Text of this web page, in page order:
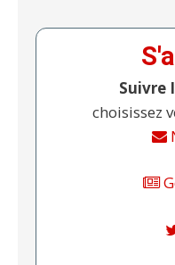
Suivre
choisissez